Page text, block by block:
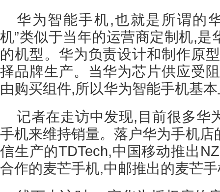
华为智能手机,也就是所谓的
机”类似于当年的运营商定制机,是
的机型。华为负责设计和制作原
择品牌生产。当华为芯片供应受
由购买组件,所以华为智能手机基
记者在走访中发现,目前很多华
手机来维持销量。落户华为手机
信生产的TDTech,中国移动推出
合作的麦芒手机,中邮推出的麦芒